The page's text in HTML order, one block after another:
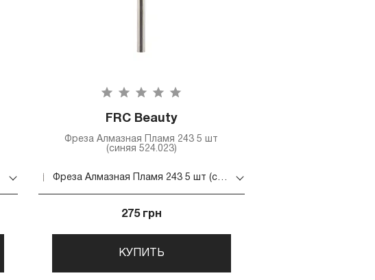
FRC Beauty
Фреза Алмазная Пламя 243 5 шт
(синяя 524.023)
Фреза Алмазная Пламя 243 5 шт (синяя 524.023)
275 грн
КУПИТЬ